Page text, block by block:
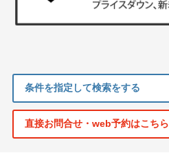
条件を指定して検索をする
直接お問合せ・web予約はこちら